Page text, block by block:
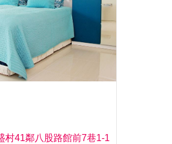
村41鄰八股路館前7巷1-1